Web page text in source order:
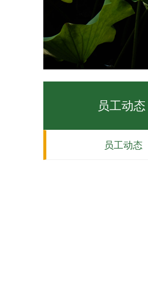
员工动态
员工动态